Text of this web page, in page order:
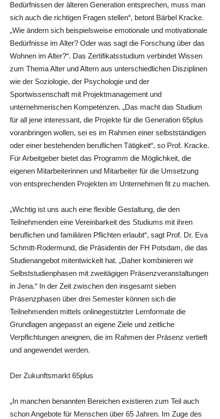
Bedürfnissen der älteren Generation entsprechen, muss man
sich auch die richtigen Fragen stellen“, betont Bärbel Kracke.
„Wie ändern sich beispielsweise emotionale und motivationale
Bedürfnisse im Alter? Oder was sagt die Forschung über das
Wohnen im Alter?“. Das Zertifikatsstudium verbindet Wissen
zum Thema Alter und Altern aus unterschiedlichen Disziplinen
wie der Soziologie, der Psychologie und der
Sportwissenschaft mit Projektmanagement und
unternehmerischen Kompetenzen. „Das macht das Studium
für all jene interessant, die Projekte für die Generation 65plus
voranbringen wollen, sei es im Rahmen einer selbstständigen
oder einer bestehenden beruflichen Tätigkeit“, so Prof. Kracke.
Für Arbeitgeber bietet das Programm die Möglichkeit, die
eigenen Mitarbeiterinnen und Mitarbeiter für die Umsetzung
von entsprechenden Projekten im Unternehmen fit zu machen.
„Wichtig ist uns auch eine flexible Gestaltung, die den
Teilnehmenden eine Vereinbarkeit des Studiums mit ihren
beruflichen und familiären Pflichten erlaubt“, sagt Prof. Dr. Eva
Schmitt-Rodermund, die Präsidentin der FH Potsdam, die das
Studienangebot mitentwickelt hat. „Daher kombinieren wir
Selbststudienphasen mit zweitägigen Präsenzveranstaltungen
in Jena.“ In der Zeit zwischen den insgesamt sieben
Präsenzphasen über drei Semester können sich die
Teilnehmenden mittels onlinegestützter Lernformate die
Grundlagen angepasst an eigene Ziele und zeitliche
Verpflichtungen aneignen, die im Rahmen der Präsenz vertieft
und angewendet werden.
Der Zukunftsmarkt 65plus
„In manchen benannten Bereichen existieren zum Teil auch
schon Angebote für Menschen über 65 Jahren. Im Zuge des